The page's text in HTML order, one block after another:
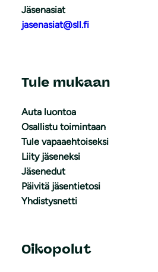
Jäsenasiat
jasenasiat@sll.fi
Tule mukaan
Auta luontoa
Osallistu toimintaan
Tule vapaaehtoiseksi
Liity jäseneksi
Jäsenedut
Päivitä jäsentietosi
Yhdistysnetti
Oikopolut